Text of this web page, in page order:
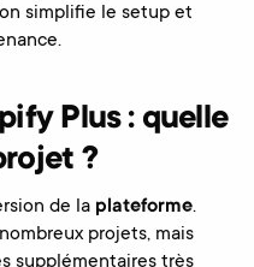
simplifie le setup et
Plus : quelle
?
de la plateforme.
projets, mais
supplémentaires très